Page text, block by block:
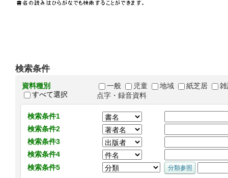
検索条件
資料種別
すべて選択
一般 児童 地域 紙芝居
点字・録音資料
検索条件1
検索条件2
検索条件3
検索条件4
検索条件5